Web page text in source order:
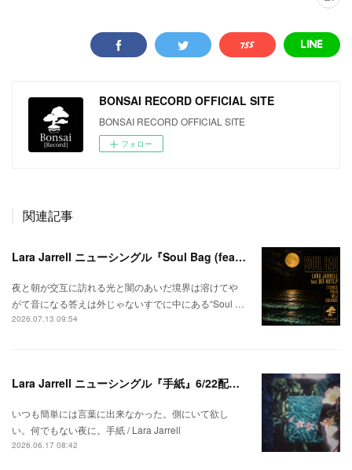
BONSAI RECORD OFFICIAL SITE
BONSAI RECORD OFFICIAL SITE
フォロー
関連記事
Lara Jarrell ニューシングル『Soul Bag (feat. Def Nuts.p)』配信スタート！
夜と朝が交互に訪れる光と闇のあいだ境界は溶けてや
がて音になる答えは外じゃないすでに中にある“Soul …
2026.07.13 09:54
Lara Jarrell ニューシングル『手紙』6/22配信スタート！
いつも簡単には言葉に出来なかった。側にいて欲し
い。何でもない夜に。手紙 / Lara Jarrell
2026.06.17 08:42